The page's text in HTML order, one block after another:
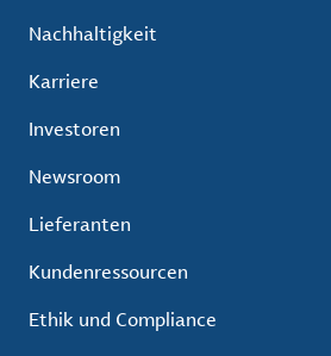
Nachhaltigkeit
Karriere
Investoren
Newsroom
Lieferanten
Kundenressourcen
Ethik und Compliance